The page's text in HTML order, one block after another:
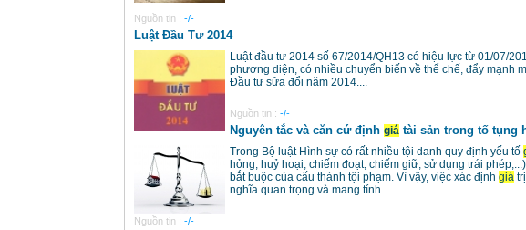
Nguồn tin : -/-
Luật Đầu Tư 2014
Luật đầu tư 2014 số 67/2014/QH13 có hiệu lực từ 01/07/
phương diện, có nhiều chuyển biến về thể chế, đẩy mạnh
Đầu tư sửa đổi năm 2014....
Nguồn tin : -/-
Nguyên tắc và căn cứ định giá tài sản trong tố tụng
Trong Bộ luật Hình sự có rất nhiều tội danh quy định yếu tố
hỏng, huỷ hoại, chiếm đoạt, chiếm giữ, sử dụng trái
bắt buộc của cấu thành tội phạm. Vì vậy, việc xác định giá
nghĩa quan trọng và mang tính......
Nguồn tin : -/-